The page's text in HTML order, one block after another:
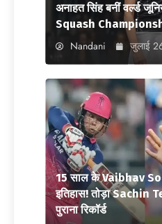
अनाहत सिंह बनीं वर्ल्ड
Squash
Nandani जुलाई
15 साल के Vaibhav
इतिहास! तोड़ा Sachin
पुराना रिकॉर्ड